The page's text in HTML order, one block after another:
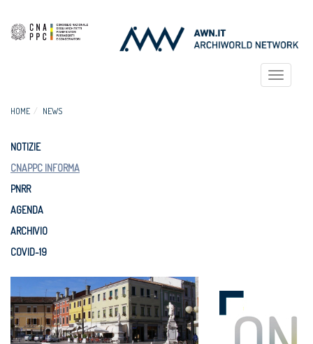
Toggle
HOME NEWS
NOTIZIE
CNAPPC INFORMA
PNRR
AGENDA
ARCHIVIO
COVID-19